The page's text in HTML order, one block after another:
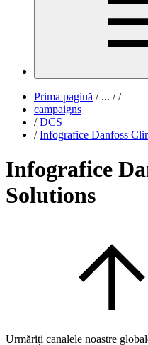
Prima pagină /... / /
campaigns
/ DCS
/ Infografice Danfoss
Infografice
Solutions
Urmăriți canalele noastre